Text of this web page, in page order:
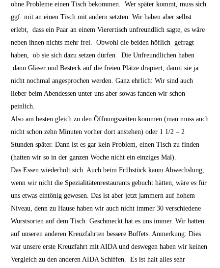
ohne Probleme einen Tisch bekommen. Wer später kommt, muss sich
ggf. mit an einen Tisch mit andern setzten. Wir haben aber selbst
erlebt, dass ein Paar an einem Vierertisch unfreundlich sagte, es wäre
neben ihnen nichts mehr frei. Obwohl die beiden höflich gefragt
haben, ob sie sich dazu setzen dürfen. Die Unfreundlichen haben
dann Gläser und Besteck auf die freien Plätze drapiert, damit sie ja
nicht nochmal angesprochen werden. Ganz ehrlich: Wir sind auch
lieber beim Abendessen unter uns aber sowas fanden wir schon
peinlich.
Also am besten gleich zu den Öffnungszeiten kommen (man muss auch
nicht schon zehn Minuten vorher dort anstehen) oder 1 1/2 – 2
Stunden später. Dann ist es gar kein Problem, einen Tisch zu finden
(hatten wir so in der ganzen Woche nicht ein einziges Mal).
Das Essen wiederholt sich. Auch beim Frühstück kaum Abwechslung,
wenn wir nicht die Spezialitätenrestaurants gebucht hätten, wäre es für
uns etwas eintönig gewesen. Das ist aber jetzt jammern auf hohem
Niveau, denn zu Hause haben wir auch nicht immer 30 verschiedene
Wurstsorten auf dem Tisch. Geschmeckt hat es uns immer. Wir hatten
auf unseren anderen Kreuzfahrten bessere Buffets. Anmerkung: Dies
war unsere erste Kreuzfahrt mit AIDA und deswegen haben wir keinen
Vergleich zu den anderen AIDA Schiffen. Es ist halt alles sehr